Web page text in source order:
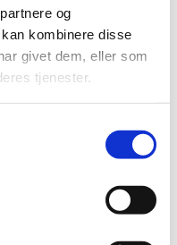
og
kombinere disse
givet dem, eller som
tjenester.
afprøve ny best
informations- og
og om nødvendigt
som sikrer ”den
værktøjer og metoder
med henblik på